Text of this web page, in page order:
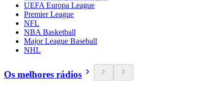
UEFA Europa League
Premier League
NFL
NBA Basketball
Major League Baseball
NHL
Os melhores rádios